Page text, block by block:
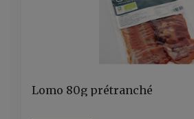
Lomo 80g prétranché